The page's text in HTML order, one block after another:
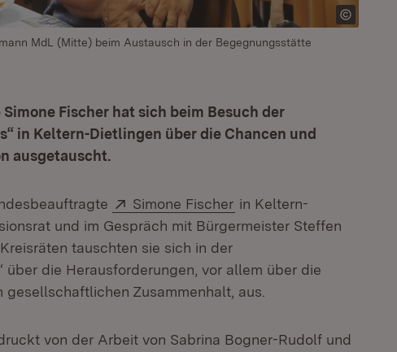
MdL (Mitte) beim Austausch in der Begegnungsstätte
Fischer hat sich beim Besuch der
in Keltern-Dietlingen über die Chancen und
ausgetauscht.
Extern:
Simone Fischer (Öffnet in neuem Fenster)
in Keltern-
und im Gespräch mit Bürgermeister Steffen
tauschten sie sich in der
über die Herausforderungen, vor allem über die
in neuem Fenster)
gesellschaftlichen Zusammenhalt, aus.
von der Arbeit von Sabrina Bogner-Rudolf und